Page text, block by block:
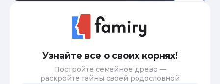
Узнайте все о своих корнях!
Постройте семейное древо —
раскройте тайны своей родословной